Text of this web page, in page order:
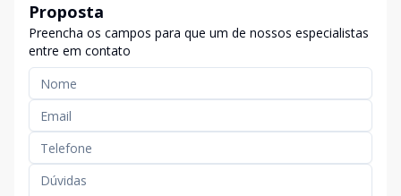
Proposta
Preencha os campos para que um de nossos especialistas
entre em contato